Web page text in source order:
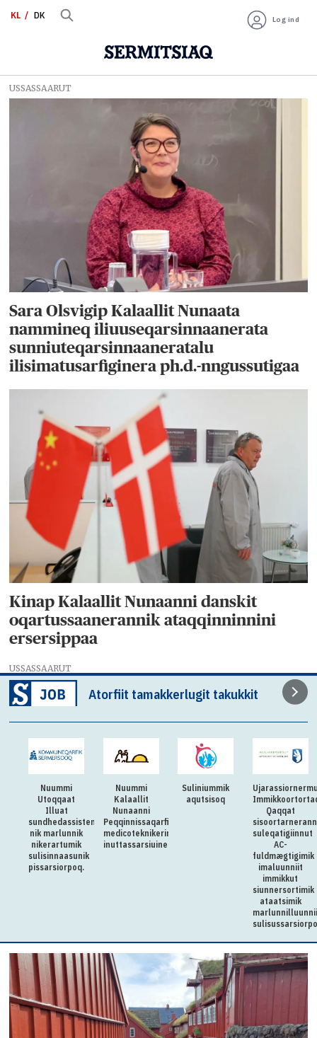
KL DK Log ind
Tag:
udenrigspolitik
USSASSAARUT
Sara Olsvigip Kalaallit Nunaata
nammineq iliuuseqarsinnaanerata
sunniuteqarsinnaaneratalu
ilisimatusarfiginera ph.d.-nngussutigaa
Kinap Kalaallit Nunaanni danskit
oqartussaanerannik ataqqinninnini
ersersippaa
USSASSAARUT
Atorfiit tamakkerlugit takukkit
Nuummi
Kalaallit
Nunaanni
Peqqinnissaqarfimmut
medicoteknikerimik
inuttassarsiuineq
Suliniummik
aqutsisoq
Ujarassiornermut
Immikkoortortaqarfik
Aqutsisunut
allattoqarfiup
pikkorissumik